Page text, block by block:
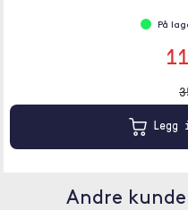
På
Legg
Andre